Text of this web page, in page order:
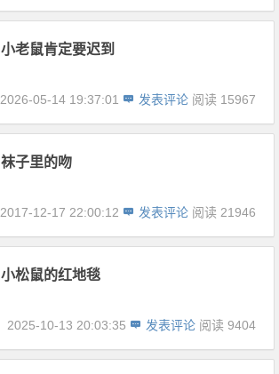
小老鼠肯定要迟到
2026-05-14 19:37:01 发表评论 阅读 15967
袜子里的吻
2017-12-17 22:00:12 发表评论 阅读 21946
小松鼠的红地毯
2025-10-13 20:03:35 发表评论 阅读 9404